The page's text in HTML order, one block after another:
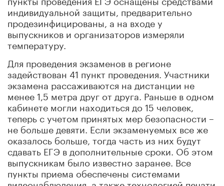
индивидуальной защиты, предварительно
продезинфицированы, а на входе у
выпускников и организаторов измеряли
температуру.
Для проведения экзаменов в регионе
задействован 41 пункт проведения. Участники
экзамена рассаживаются на дистанции не
менее 1,5 метра друг от друга. Раньше в одном
кабинете могли находиться до 15 человек,
теперь с учетом принятых мер безопасности –
не больше девяти. Если экзаменуемых все же
оказалось больше, тогда часть из них будут
сдавать ЕГЭ в дополнительные сроки. Об этом
выпускникам было известно заранее. Все
пункты приема обеспечены системами